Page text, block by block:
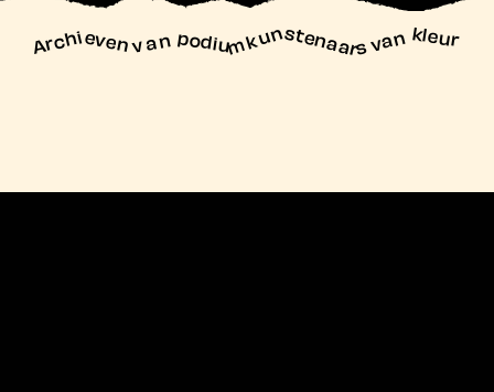
Archievenvan podiumkunstenaars van kleur